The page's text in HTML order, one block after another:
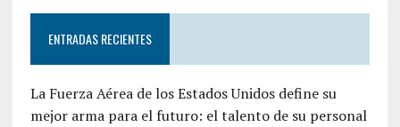
ENTRADAS RECIENTES
La Fuerza Aérea de los Estados Unidos define su
mejor arma para el futuro: el talento de su personal